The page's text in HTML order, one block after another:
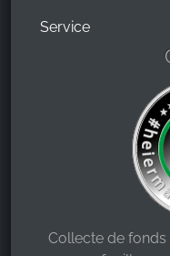
Service
Collecte de fonds